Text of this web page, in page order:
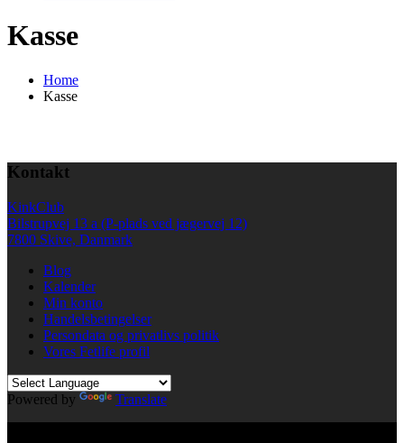
Kasse
Home
Kasse
Kontakt
KinkClub
Bilstrupvej 13 a (P-plads ved jægervej 12)
7800 Skive, Danmark
Blog
Kalender
Min konto
Handelsbetingelser
Persondata og privatlivs politik
Vores Fetlife profil
Powered by
Translate